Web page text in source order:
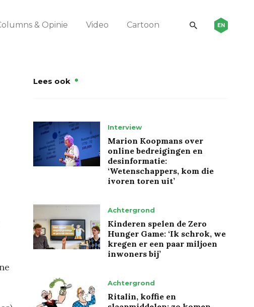
& Opinie Video Cartoon EN
Lees ook
Interview
Marion Koopmans over
online bedreigingen en
desinformatie:
‘Wetenschappers, kom die
ivoren toren uit’
Achtergrond
Kinderen spelen de Zero
Hunger Game: ‘Ik schrok, we
kregen er een paar miljoen
inwoners bij’
Achtergrond
Ritalin, koffie en